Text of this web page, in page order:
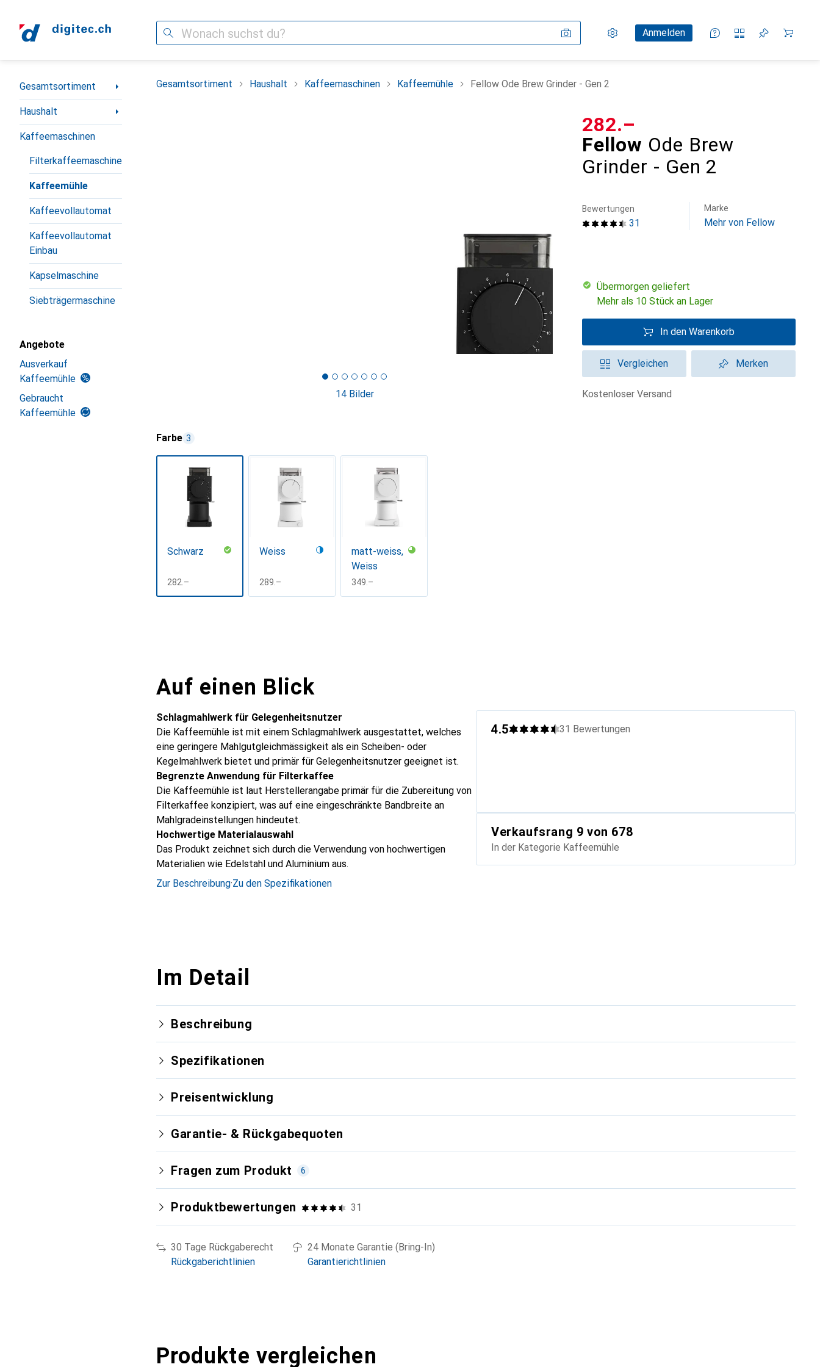
Suche Einstellungen
KundenkontoAnmelden
Vergleichslisten
Merklisten
Warenkorb
Navigation nach Kategorien
Gesamtsortiment
Haushalt
Kaffeemaschinen
Filterkaffeemaschine
Kaffeemühle
Kaffeevollautomat
Kaffeevollautomat
Einbau
Kapselmaschine
Siebträgermaschine
Angebote
Ausverkauf
Kaffeemühle
Gebraucht
Kaffeemühle
Gesamtsortiment Haushalt Kaffeemaschinen Kaffeemühle Fellow Ode Brew Grinder - Gen 2
14 Bilder
Fellow Ode Brew
Grinder - Gen 2
CHF
282.–
31
Bewertungen Marke
Mehr von Fellow
übermorgen geliefert
Mehr als 10 Stück an Lager
In den Warenkorb
Vergleichen Merken
kostenloser Versand
Farbe 3
Schwarz
CHF
282.–
Weiss
CHF
289.–
matt-weiss,
Weiss
CHF
349.–
Auf einen Blick
Schlagmahlwerk für Gelegenheitsnutzer
Die Kaffeemühle ist mit einem Schlagmahlwerk ausgestattet, welches
eine geringere Mahlgutgleichmässigkeit als ein Scheiben- oder
Kegelmahlwerk bietet und primär für Gelegenheitsnutzer geeignet ist.
Begrenzte Anwendung für Filterkaffee
Die Kaffeemühle ist laut Herstellerangabe primär für die Zubereitung von
Filterkaffee konzipiert, was auf eine eingeschränkte Bandbreite an
Mahlgradeinstellungen hindeutet.
Hochwertige Materialauswahl
Das Produkt zeichnet sich durch die Verwendung von hochwertigen
Materialien wie Edelstahl und Aluminium aus.
Zur Beschreibung·Zu den Spezifikationen
4.5 31 Bewertungen
Verkaufsrang 9 von 678
In der Kategorie Kaffeemühle
Im Detail
Beschreibung
Spezifikationen
Preisentwicklung
Garantie- & Rückgabequoten
Fragen zum Produkt 6
Produktbewertungen 31
30 Tage Rückgaberecht
Rückgaberichtlinien
24 Monate Garantie (Bring-In)
Garantierichtlinien
Produkte vergleichen